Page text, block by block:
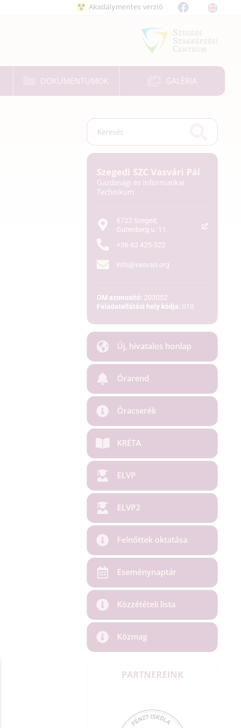
Akadálymentes verzió
DOKUMENTUMOK GALÉRIA
Szegedi SZC Vasvári Pál
Gazdasági és Informatikai
Technikum
6722 Szeged,
Gutenberg u. 11.
+36-62 425-322
info@vasvari.org
OM azonosító: 203052
Feladatellátási hely kódja: 010
Új, hivatalos honlap
Órarend
Óracserék
KRÉTA
ELVP
ELVP2
Felnőttek oktatása
Eseménynaptár
Közzétételi lista
Közmag
PARTNEREINK